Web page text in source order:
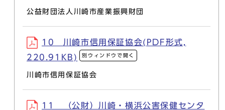
公益財団法人川崎市産業振興財団
10 川崎市信用保証協会(PDF形式,
220.91KB)
別ウィンドウで開く
川崎市信用保証協会
11 （公財）川崎・横浜公害保健センタ